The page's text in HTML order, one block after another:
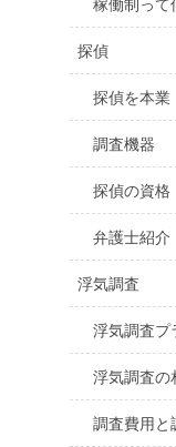
稼働制って
探偵
探偵を本業
調査機器
探偵の資格
弁護士紹介
浮気調査
浮気調査プ
浮気調査の
調査費用と